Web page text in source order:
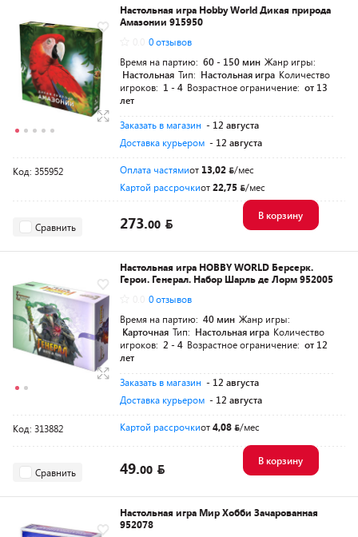
Настольная игра Hobby World Дикая природа
Амазонии 915950
0 отзывов
Время на партию: 60 - 150 мин Жанр игры:
Настольная Тип: Настольная игра Количество
игроков: 1 - 4 Возрастное ограничение: от 13
лет
Заказать в магазин - 12 августа
Доставка курьером - 12 августа
Код: 355952 Оплата частямиот 13,02
/мес
Картой рассрочкиот22,75 /мес
Сравнить 273.00
В корзину
Настольная игра HOBBY WORLD Берсерк.
Герои. Генерал. Набор Шарль де Лорм 952005
0 отзывов
Время на партию: 40 мин Жанр игры:
Карточная Тип: Настольная игра Количество
игроков: 2 - 4 Возрастное ограничение: от 12
лет
Заказать в магазин - 12 августа
Доставка курьером - 12 августа
Код: 313882 Картой рассрочкиот4,08 /мес
Сравнить 49.00
В корзину
Настольная игра Мир Хобби Зачарованная
952078